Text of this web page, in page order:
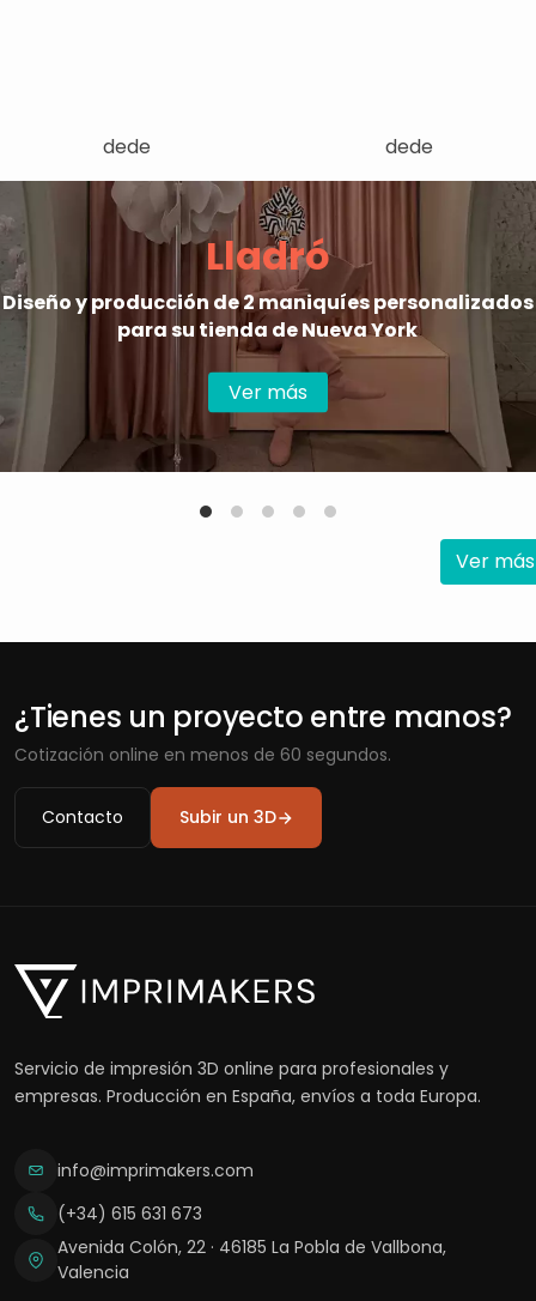
dede dede
Lladró
Diseño y producción de 2 maniquíes personalizados
para su tienda de Nueva York
Ver más
Ver más
¿Tienes un proyecto entre manos?
Cotización online en menos de 60 segundos.
Contacto Subir un 3D
Servicio de impresión 3D online para profesionales y
empresas. Producción en España, envíos a toda Europa.
info@imprimakers.com
(+34) 615 631 673
Avenida Colón, 22 · 46185 La Pobla de Vallbona,
Valencia